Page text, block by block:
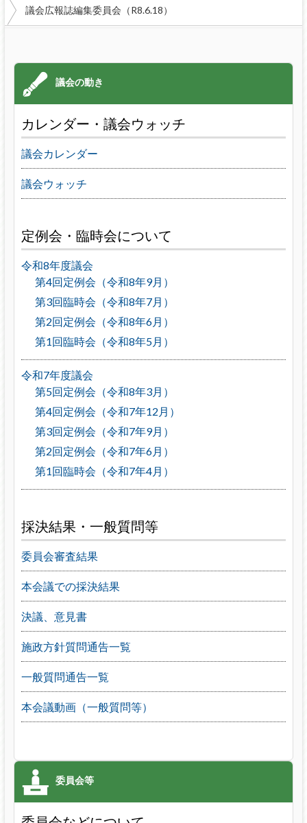
議会広報誌編集委員会（R8.6.18）
カレンダー・議会ウォッチ
議会カレンダー
議会ウォッチ
定例会・臨時会について
令和8年度議会
第4回定例会（令和8年9月）
第3回臨時会（令和8年7月）
第2回定例会（令和8年6月）
第1回臨時会（令和8年5月）
令和7年度議会
第5回定例会（令和8年3月）
第4回定例会（令和7年12月）
第3回定例会（令和7年9月）
第2回定例会（令和7年6月）
第1回臨時会（令和7年4月）
採決結果・一般質問等
委員会審査結果
本会議での採決結果
決議、意見書
施政方針質問通告一覧
一般質問通告一覧
本会議動画（一般質問等）